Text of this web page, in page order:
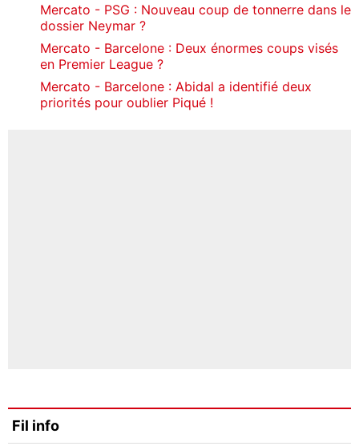
Mercato - PSG : Nouveau coup de tonnerre dans le
dossier Neymar ?
Mercato - Barcelone : Deux énormes coups visés
en Premier League ?
Mercato - Barcelone : Abidal a identifié deux
priorités pour oublier Piqué !
Fil info